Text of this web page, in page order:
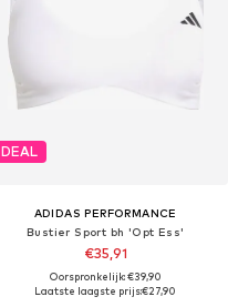
DEAL
ADIDAS PERFORMANCE
Bustier Sport bh 'Opt Ess'
€35,91
Oorspronkelijk: €39,90
Laatste laagste prijs:€27,90